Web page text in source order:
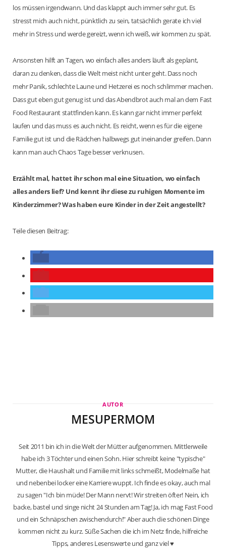
los müssen irgendwann. Und das klappt auch immer sehr gut. Es
stresst mich auch nicht, pünktlich zu sein, tatsächlich gerate ich viel
mehr in Stress und werde gereizt, wenn ich weiß, wir kommen zu spät.
Ansonsten hilft an Tagen, wo einfach alles anders läuft als geplant,
daran zu denken, dass die Welt meist nicht unter geht. Dass noch
mehr Panik, schlechte Laune und Hetzerei es noch schlimmer machen.
Dass gut eben gut genug ist und das Abendbrot auch mal an dem Fast
Food Restaurant stattfinden kann. Es kann gar nicht immer perfekt
laufen und das muss es auch nicht. Es reicht, wenn es für die eigene
Familie gut ist und die Rädchen halbwegs gut ineinander greifen. Dann
kann man auch Chaos Tage besser verknusen.
Erzählt mal, hattet ihr schon mal eine Situation, wo einfach
alles anders lief? Und kennt ihr diese zu ruhigen Momente im
Kinderzimmer? Was haben eure Kinder in der Zeit angestellt?
Teile diesen Beitrag:
AUTOR
MESUPERMOM
Seit 2011 bin ich in die Welt der Mütter aufgenommen. Mittlerweile
habe ich 3 Töchter und einen Sohn. Hier schreibt keine "typische"
Mutter, die Haushalt und Familie mit links schmeißt, Modelmaße hat
und nebenbei locker eine Karriere wuppt. Ich finde es okay, auch mal
zu sagen "Ich bin müde! Der Mann nervt! Wir streiten öfter! Nein, ich
backe, bastel und singe nicht 24 Stunden am Tag! Ja, ich mag Fast Food
und ein Schnäpschen zwischendurch!" Aber auch die schönen Dinge
kommen nicht zu kurz. Süße Sachen die ich im Netz finde, hilfreiche
Tipps, anderes Lesenswerte und ganz viel ♥